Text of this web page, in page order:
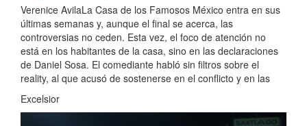
Verenice AvilaLa Casa de los Famosos México entra en sus
últimas semanas y, aunque el final se acerca, las
controversias no ceden. Esta vez, el foco de atención no
está en los habitantes de la casa, sino en las declaraciones
de Daniel Sosa. El comediante habló sin filtros sobre el
reality, al que acusó de sostenerse en el conflicto y en las
Excelsior